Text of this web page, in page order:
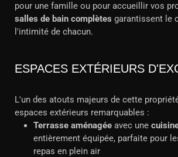
pour une famille ou pour accueillir vos
salles de bain complètes garantissent le
l'intimité de chacun.
ESPACES EXTÉRIEURS
L'un des atouts majeurs de cette
espaces extérieurs remarquables :
Terrasse aménagée avec une
entièrement équipée, parfaite pour
repas en plein air